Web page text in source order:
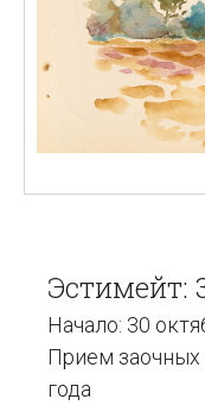
Эстимейт:
Начало: 30
Прием заочных
года